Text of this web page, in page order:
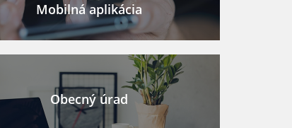
Mobilná aplikácia
Obecný úrad